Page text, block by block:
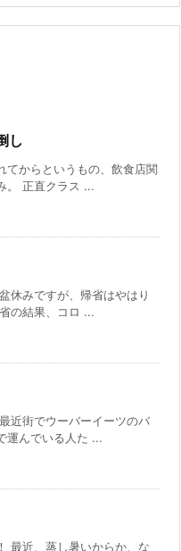
し
てからというもの、飲食店関
。 正直クラス ...
休みですが、帰省はやはり
の結果、コロ ...
近街でウーバーイーツのバ
運んでいる人た ...
最近、蒸し暑いからか、な